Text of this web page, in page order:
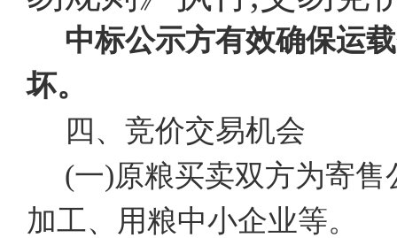
中标公示方有效确保运
坏。
四、竞价交易机会
(一)原粮买卖双方为寄
加工、用粮中小企业等。